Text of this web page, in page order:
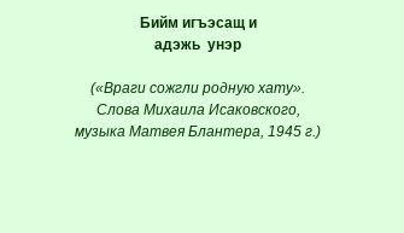
Бийм игъэсащ и
адэжь унэр
(«Враги сожгли родную хату».
Слова Михаила Исаковского,
музыка Матвея Блантера, 1945 г.)